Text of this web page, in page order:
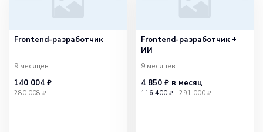
Frontend-разработчик
9 месяцев
140 004 ₽
280 008 ₽
Frontend-разработчик +
ИИ
9 месяцев
4 850 ₽ в месяц
116 400 ₽ 291 000 ₽